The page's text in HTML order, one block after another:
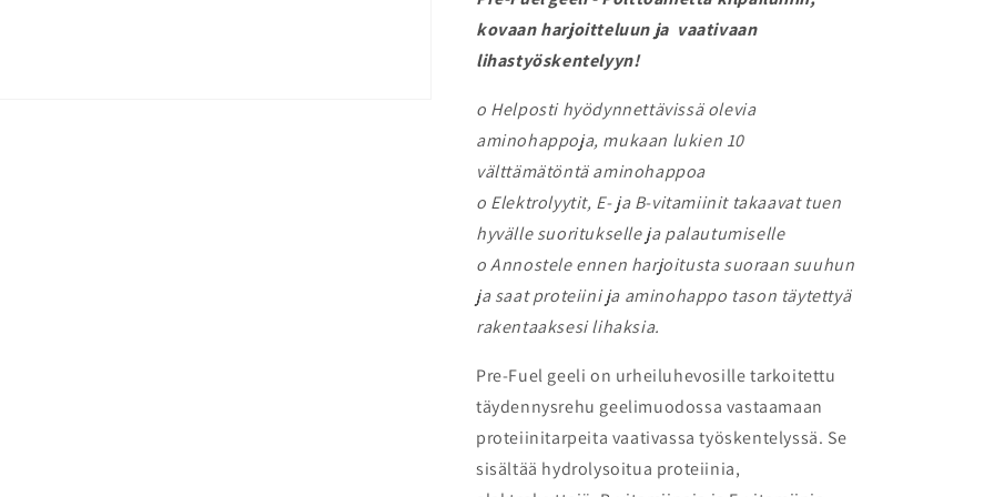
kovaan harjoitteluun ja vaativaan
lihastyöskentelyyn!
o Helposti hyödynnettävissä olevia
aminohappoja, mukaan lukien 10
välttämätöntä aminohappoa
o Elektrolyytit, E- ja B-vitamiinit takaavat tuen
hyvälle suoritukselle ja palautumiselle
o Annostele ennen harjoitusta suoraan suuhun
ja saat proteiini ja aminohappo tason täytettyä
rakentaaksesi lihaksia.
Pre-Fuel geeli on urheiluhevosille tarkoitettu
täydennysrehu geelimuodossa vastaamaan
proteiinitarpeita vaativassa työskentelyssä. Se
sisältää hydrolysoitua proteiinia,